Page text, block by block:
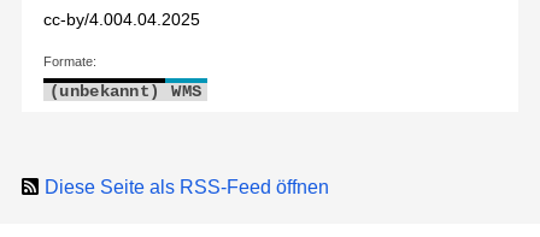
cc-by/4.004.04.2025
Formate:
(unbekannt) WMS
Diese Seite als RSS-Feed öffnen